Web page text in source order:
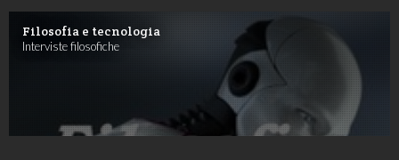
Filosofia e tecnologia
Interviste filosofiche